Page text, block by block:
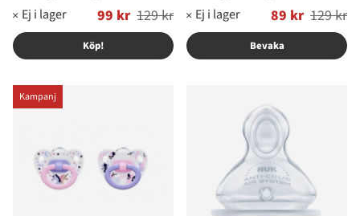
99 kr
Ordinarie pris: 129 kr
Köp!
89 kr
Ordinarie pris: 129 kr
Bevaka
Kampanj